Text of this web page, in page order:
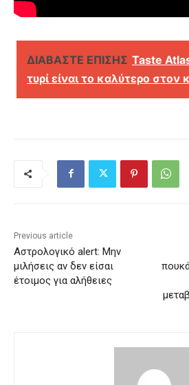
ΔΙΑΒΑΣΤΕ ΕΠΙΣΗΣ Taste
τυρί είναι το καλύτερο στον
Previous article
Αστρολογικό alert: Μην
μιλήσεις αν δεν είσαι
έτοιμος για αλήθειες